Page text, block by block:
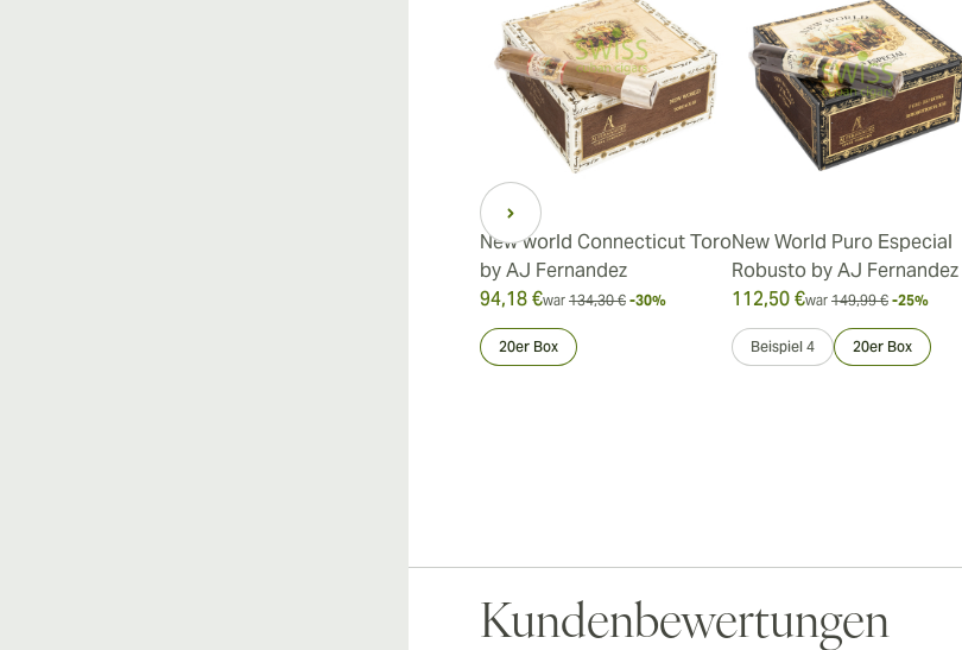
New world Connecticut Toro
by AJ Fernandez
94,18 €war 134,30 € -30%
20er Box
New World Puro Especial
Robusto by AJ Fernandez
112,50 €war 149,99 € -25%
Beispiel 4 20er Box
Kundenbewertungen